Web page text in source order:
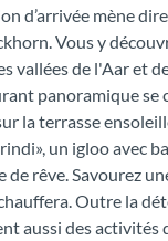
d’arrivée mène
Vous y
vallées de l'Aar et
panoramique se
la terrasse
un igloo avec
rêve. Savourez
Outre la
aussi des activités